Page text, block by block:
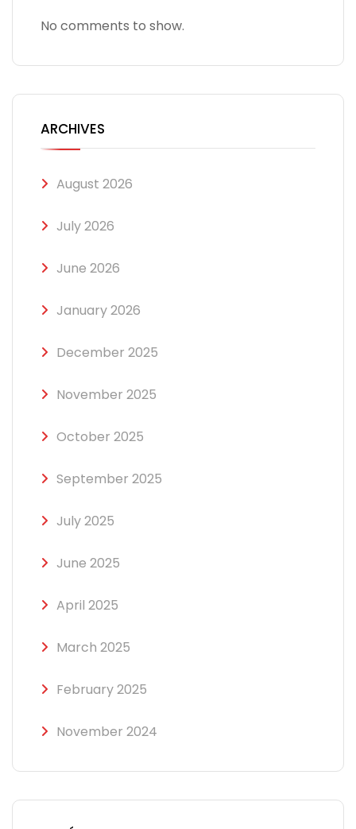
No comments to show.
ARCHIVES
August 2026
July 2026
June 2026
January 2026
December 2025
November 2025
October 2025
September 2025
July 2025
June 2025
April 2025
March 2025
February 2025
November 2024